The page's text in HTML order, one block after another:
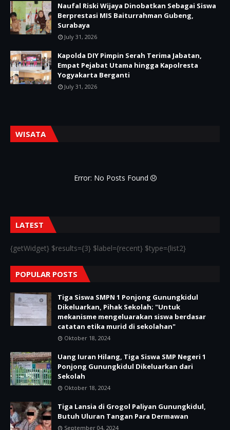
Naufal Riski Wijaya Dinobatkan Sebagai Siswa
Berprestasi MIS Baiturrahman Gubeng,
Surabaya
July 31, 2026
Kapolda DIY Pimpin Serah Terima Jabatan,
Empat Pejabat Utama hingga Kapolresta
Yogyakarta Berganti
July 31, 2026
WISATA
Error: No Posts Found
LATEST
{getWidget} $results={3} $label={recent} $type={list2}
POPULAR POSTS
Tiga Siswa SMPN 1 Ponjong Gunungkidul
Dikeluarkan, Pihak Sekolah; "Untuk
mekanisme mengeluarakan siswa berdasar
catatan etika murid di sekolahan"
Oktober 18, 2024
Uang Iuran Hilang, Tiga Siswa SMP Negeri 1
Ponjong Gunungkidul Dikeluarkan dari
Sekolah
Oktober 18, 2024
Tiga Lansia di Grogol Paliyan Gunungkidul,
Butuh Uluran Tangan Para Dermawan
September 04, 2024